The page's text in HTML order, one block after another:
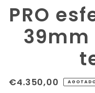
PRO
€4.350,00